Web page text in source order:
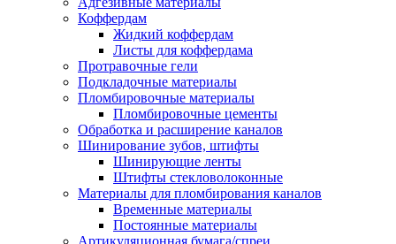
Коффердам
Жидкий коффердам
Листы для коффердама
Протравочные гели
Подкладочные материалы
Пломбировочные материалы
Пломбировочные цементы
Обработка и расширение каналов
Шинирование зубов, штифты
Шинирующие ленты
Штифты стекловолоконные
Материалы для пломбирования каналов
Временные материалы
Постоянные материалы
Артикуляционная бумага/спреи